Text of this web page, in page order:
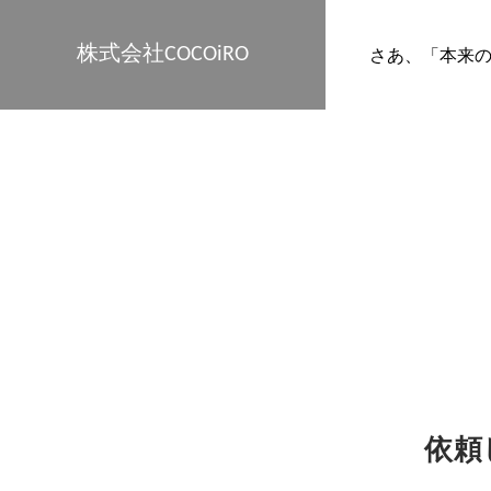
株式会社COCOiRO さあ、「本来
依頼